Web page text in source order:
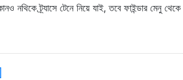
ট্র্যাসে টেনে নিয়ে যাই, তবে ফাইন্ডার মেনু থেকে